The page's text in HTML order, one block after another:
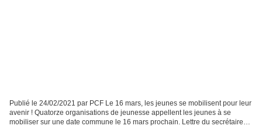
Publié le 24/02/2021 par PCF Le 16 mars, les jeunes se mobilisent pour leur
avenir ! Quatorze organisations de jeunesse appellent les jeunes à se
mobiliser sur une date commune le 16 mars prochain. Lettre du secrétaire